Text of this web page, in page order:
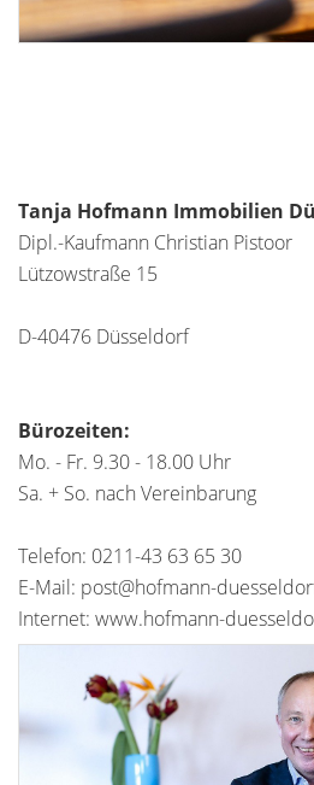
Tanja Hofmann Immobilien
Dipl.-Kaufmann Christian Pistoor
Lützowstraße 15
D-40476 Düsseldorf
Bürozeiten:
Mo. - Fr. 9.30 - 18.00 Uhr
Sa. + So. nach Vereinbarung
Telefon: 0211-43 63 65 30
E-Mail: post@hofmann-
Internet: www.hofmann-